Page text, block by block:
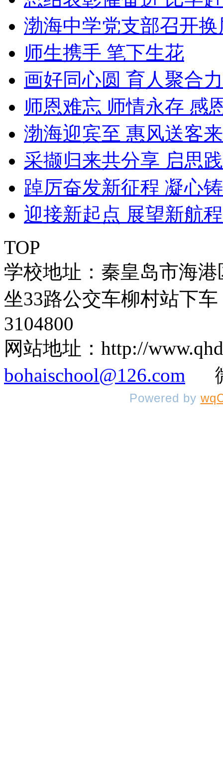
渤海中学党支部召开
师生携手 笔下生花
画好同心圆 育人聚合力
师恩难忘 师情永存 感
渤海迎宾至 惠风送客来
采撷归来共分享 启思
踔厉奋发新征程 凝心
迎接新起点 展望新航程
TOP
学校地址：秦皇岛市海
坐33路公交车柳村站下
3104800
网站地址：http://
bohaischool@126.com 微
Powered by